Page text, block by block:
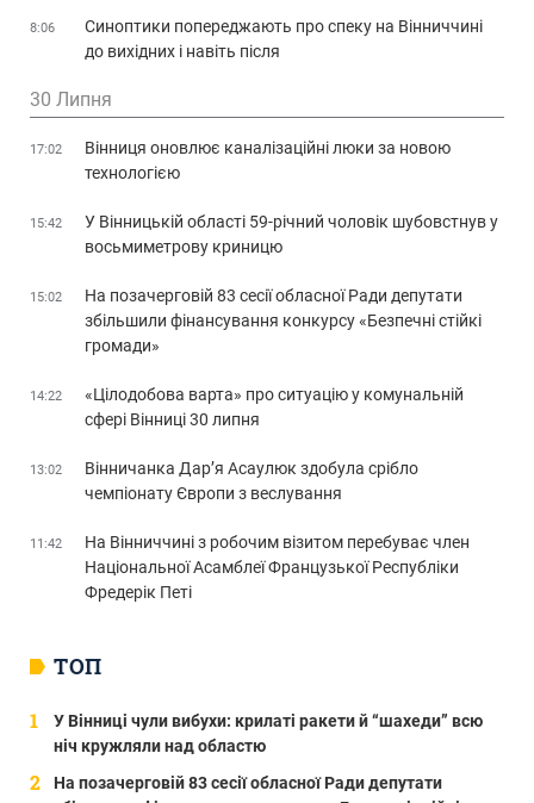
ТОП
У Вінниці чули вибухи: крилаті ракети й “шахеди” всю
ніч кружляли над областю
На позачерговій 83 сесії обласної Ради депутати
8:06
Синоптики попереджають про спеку на Вінниччині
до вихідних і навіть після
30 Липня
17:02
Вінниця оновлює каналізаційні люки за новою
технологією
15:42
У Вінницькій області 59-річний чоловік шубовстнув у
восьмиметрову криницю
15:02
На позачерговій 83 сесії обласної Ради депутати
збільшили фінансування конкурсу «Безпечні стійкі
громади»
14:22
«Цілодобова варта» про ситуацію у комунальній
сфері Вінниці 30 липня
13:02
Вінничанка Дар’я Асаулюк здобула срібло
чемпіонату Європи з веслування
11:42
На Вінниччині з робочим візитом перебуває член
Національної Асамблеї Французької Республіки
Фредерік Петі